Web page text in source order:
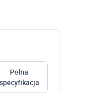
z
itp.
Pełna
specyfikacja